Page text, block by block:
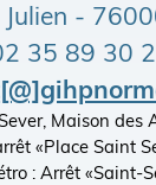
-
35 89 30
Maison des
«Place Saint
: Arrêt «Saint-